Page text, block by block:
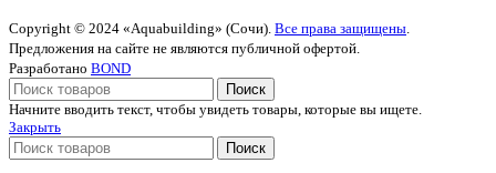
Copyright © 2024 «Aquabuilding» (Сочи). Все права защищены
Предложения на сайте не являются публичной офертой.
Разработано BOND
Поиск
Начните вводить текст, чтобы увидеть товары, которые вы ищете.
Закрыть
Поиск